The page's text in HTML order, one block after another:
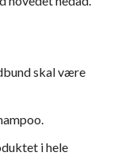
skal være
i hele